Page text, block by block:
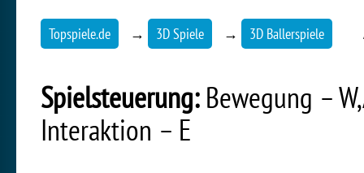
Topspiele.de → 3D Spiele → 3D Ballerspiele
Spielsteuerung:Bewegung –
Interaktion – E